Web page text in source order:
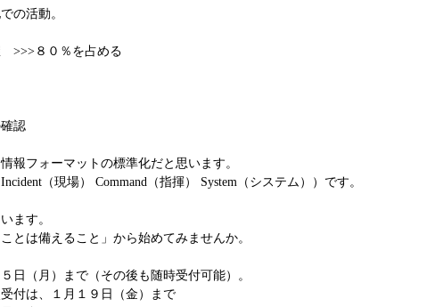
の活動。
>>>８０％を占める
認
報フォーマットの標準化だと思います。
（現場） Command（指揮） System（システム））です。
ます。
とは備えること」から始めてみませんか。
日（月）まで（その後も随時受付可能）。
付は、１月１９日（金）まで